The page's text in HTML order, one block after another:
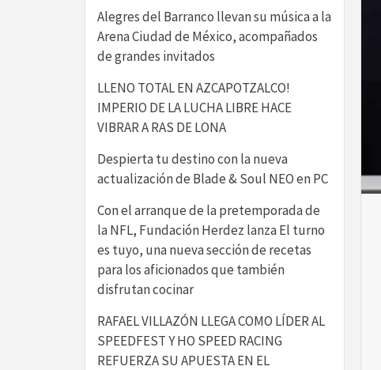
Alegres del Barranco llevan su música a la
Arena Ciudad de México, acompañados
de grandes invitados
LLENO TOTAL EN AZCAPOTZALCO!
IMPERIO DE LA LUCHA LIBRE HACE
VIBRAR A RAS DE LONA
Despierta tu destino con la nueva
actualización de Blade & Soul NEO en PC
Con el arranque de la pretemporada de
la NFL, Fundación Herdez lanza El turno
es tuyo, una nueva sección de recetas
para los aficionados que también
disfrutan cocinar
RAFAEL VILLAZÓN LLEGA COMO LÍDER AL
SPEEDFEST Y HO SPEED RACING
REFUERZA SU APUESTA EN EL